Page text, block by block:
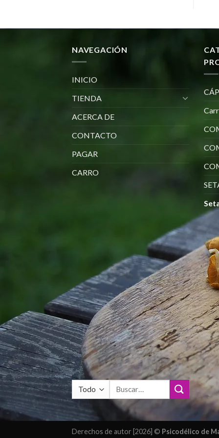
NAVEGACIÓN
INICIO
TIENDA
ACERCA DE
CONTACTO
PAGAR
CARRO
Buscar
Derechos de autor [2026] © Psicodélico de